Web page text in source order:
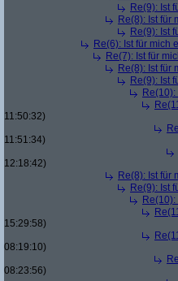
Re(9): Ist
Re(8): Ist für
Re(9): Ist
Re(6): Ist für mich
Re(7): Ist für
Re(8): Ist für
Re(9): Ist
11:50:32)
11:51:34)
12:18:42)
Re(8): Ist für
Re(9): Ist
15:29:58)
08:19:10)
08:23:56)